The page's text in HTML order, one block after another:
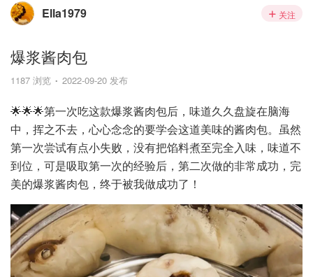
Ella1979 关注
爆浆酱肉包
1187 浏览 2022-09-20 发布
🌟🌟🌟第一次吃这款爆浆酱肉包后，味道久久盘旋在脑海
中，挥之不去，心心念念的要学会这道美味的酱肉包。虽然
第一次尝试有点小失败，没有把馅料煮至完全入味，味道不
到位，可是吸取第一次的经验后，第二次做的非常成功，完
美的爆浆酱肉包，终于被我做成功了！